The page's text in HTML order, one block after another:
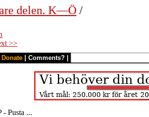
delen. K—Ö /
>>
Donate Comments?
- Pusta ...